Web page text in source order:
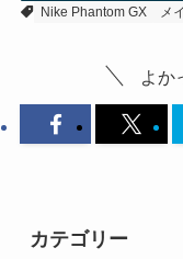
Nike Phantom GX
メ
よか
カテゴリー